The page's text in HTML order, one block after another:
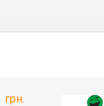
грн.